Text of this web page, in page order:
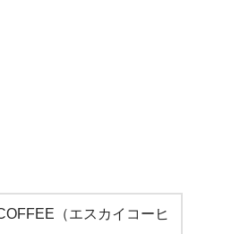
（エスカイコーヒ